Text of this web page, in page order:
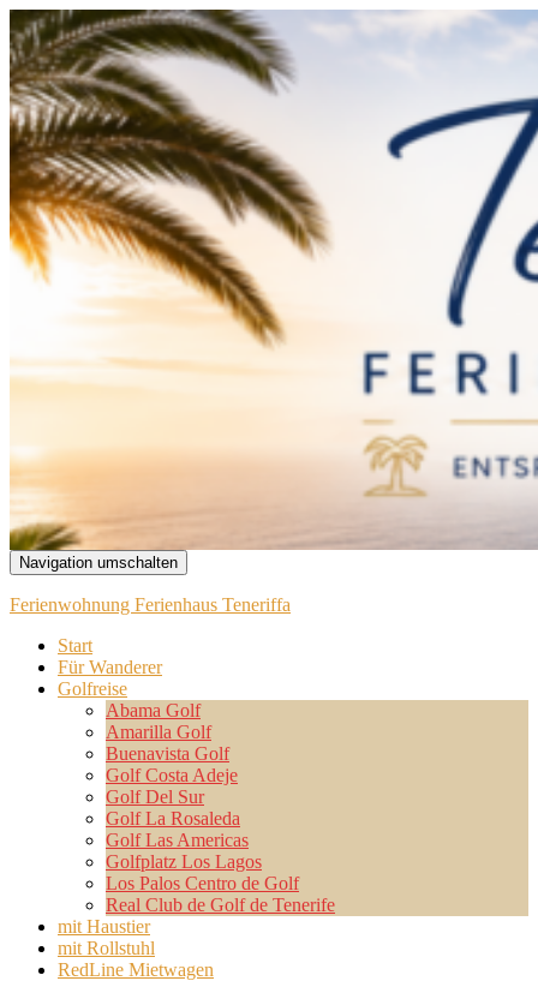
Navigation umschalten
Ferienwohnung Ferienhaus Teneriffa
Start
Für Wanderer
Golfreise
Abama Golf
Amarilla Golf
Buenavista Golf
Golf Costa Adeje
Golf Del Sur
Golf La Rosaleda
Golf Las Americas
Golfplatz Los Lagos
Los Palos Centro de Golf
Real Club de Golf de Tenerife
mit Haustier
mit Rollstuhl
RedLine Mietwagen